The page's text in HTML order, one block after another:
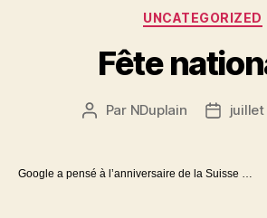
UNCATEGORIZED
Fête
Auteur
Par NDuplain
Datejuillet
Google a pensé à l’anniversaire de la Suisse …